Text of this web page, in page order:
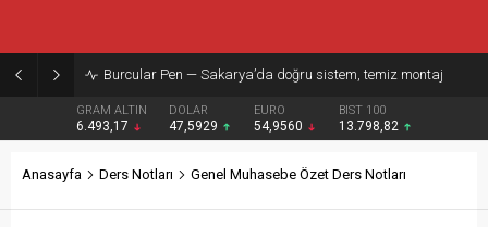
Burcular Pen — Sakarya’da doğru sistem, temiz montaj
GRAM ALTIN
6.493,17
DOLAR
47,5929
EURO
54,9560
BIST 100
13.798,82
Anasayfa Ders Notları Genel Muhasebe Özet Ders Notları